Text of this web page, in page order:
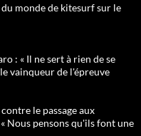
monde de kitesurf sur le
: « Il ne sert à rien de se
vainqueur de l'épreuve
le passage aux
Nous pensons qu'ils font une